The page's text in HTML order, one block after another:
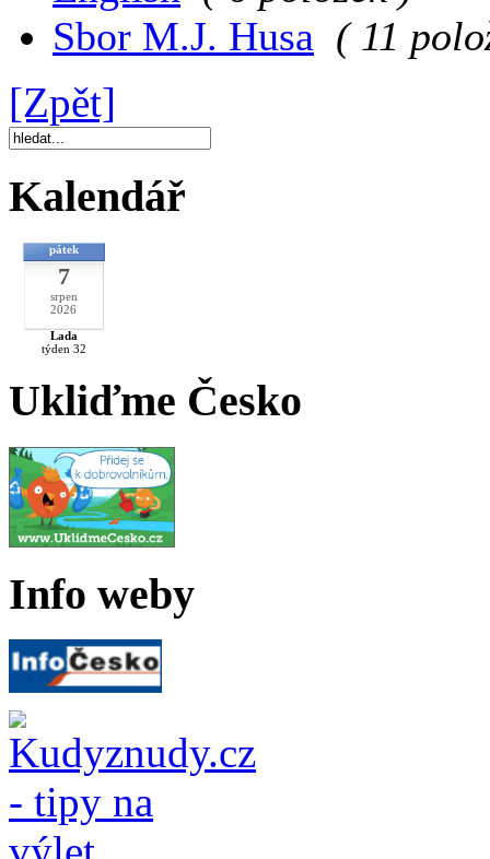
Sbor M.J. Husa ( 11
[Zpět]
Kalendář
pátek
7
srpen
2026
Lada
týden 32
Ukliďme Česko
Info weby